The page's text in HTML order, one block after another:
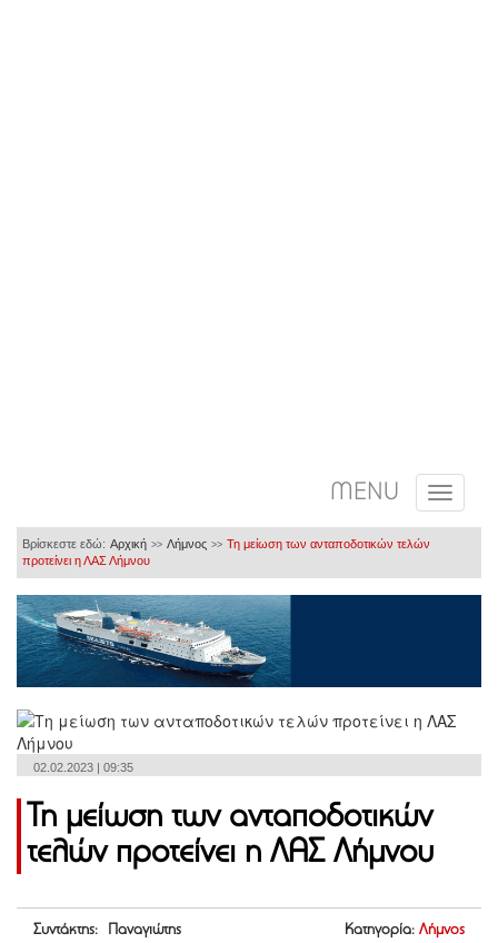
MENU
Βρίσκεστε εδώ: Αρχική >> Λήμνος >> Τη μείωση των ανταποδοτικών τελών
προτείνει η ΛΑΣ Λήμνου
02.02.2023 | 09:35
Τη μείωση των ανταποδοτικών
τελών προτείνει η ΛΑΣ Λήμνου
Συντάκτης: Παναγιώτης
Κατηγορία: Λήμνος